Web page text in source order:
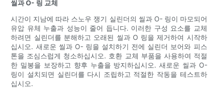
씰과 O- 링 교체
시간이 지남에 따라 스노우 쟁기 실린더의 씰과 O- 링이 마모되어
유압 유체 누출과 성능이 줄어 듭니다. 이러한 구성 요소를 교체
하려면 실린더를 분해하고 오래된 씰과 O 링을 제거하여 시작하
십시오. 새로운 씰과 O- 링을 설치하기 전에 실린더 보어와 피스
톤을 조심스럽게 청소하십시오. 호환 교체 부품을 사용하여 적절
한 밀봉을 보장하고 향후 누출을 방지하십시오. 새로운 씰과 O-
링이 설치되면 실린더를 다시 조립하고 적절한 작동을 테스트하
십시오.